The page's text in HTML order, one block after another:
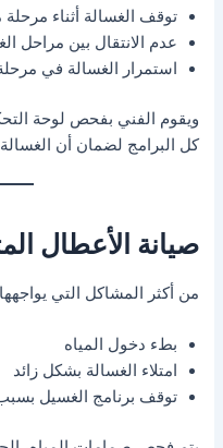
توقف الغسالة أثناء مرحلة
عدم الانتقال بين مراحل
استمرار الغسالة في
ويقوم الفني بفحص لوحة
كل البرامج لضمان أن
صيانة الأعطال
من أكثر المشاكل التي يواجهها
بطء دخول المياه
امتلاء الغسالة بشكل زائد
توقف برنامج الغسيل